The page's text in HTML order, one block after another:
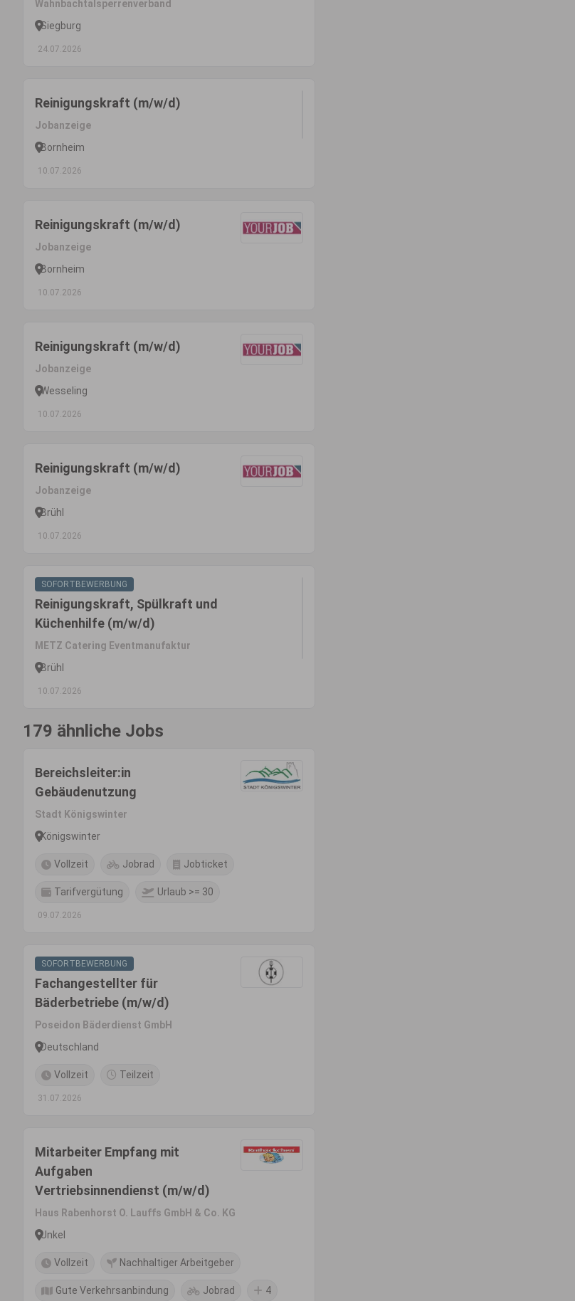
Wahnbachtalsperrenverband
Siegburg
24.07.2026
Reinigungskraft (m/w/d)
Jobanzeige
Bornheim
10.07.2026
Reinigungskraft (m/w/d)
Jobanzeige
Bornheim
10.07.2026
Reinigungskraft (m/w/d)
Jobanzeige
Wesseling
10.07.2026
Reinigungskraft (m/w/d)
Jobanzeige
Brühl
10.07.2026
SOFORTBEWERBUNG
Reinigungskraft, Spülkraft und
Küchenhilfe (m/w/d)
METZ Catering Eventmanufaktur
Brühl
10.07.2026
179 ähnliche Jobs
Bereichsleiter:in
Gebäudenutzung
Stadt Königswinter
Königswinter
Vollzeit Jobrad Jobticket
Tarifvergütung Urlaub >= 30
09.07.2026
SOFORTBEWERBUNG
Fachangestellter für
Bäderbetriebe (m/w/d)
Poseidon Bäderdienst GmbH
Deutschland
Vollzeit Teilzeit
31.07.2026
Mitarbeiter Empfang mit
Aufgaben
Vertriebsinnendienst (m/w/d)
Haus Rabenhorst O. Lauffs GmbH & Co. KG
Unkel
Vollzeit Nachhaltiger Arbeitgeber
Gute Verkehrsanbindung Jobrad 4